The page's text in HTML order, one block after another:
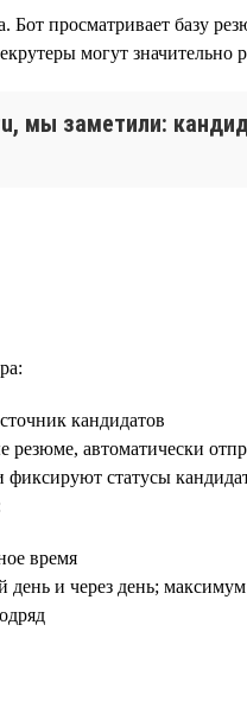
просматривает базу
могут значительно
мы заметили:
кандидатов
автоматически
фиксируют статусы
время
и через день; максимум